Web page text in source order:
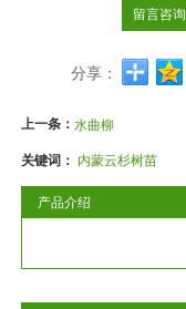
留言咨询
分享：
上一条：水曲柳
关键词： 内蒙云杉树苗
产品介绍